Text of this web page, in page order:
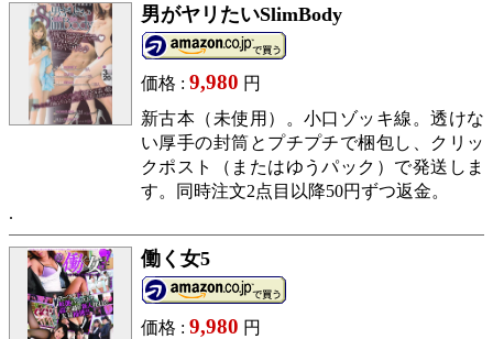
男がヤリたいSlimBody
価格 : 9,980 円
新古本（未使用）。小口ゾッキ線。透けな
い厚手の封筒とプチプチで梱包し、クリッ
クポスト（またはゆうパック）で発送しま
す。同時注文2点目以降50円ずつ返金。
働く女5
価格 : 9,980 円